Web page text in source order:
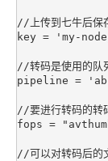
//上传到七牛后保
key = 'my-
//转码是使用的队
pipeline =
//要进行转码的转
fops =
//可以对转码后的